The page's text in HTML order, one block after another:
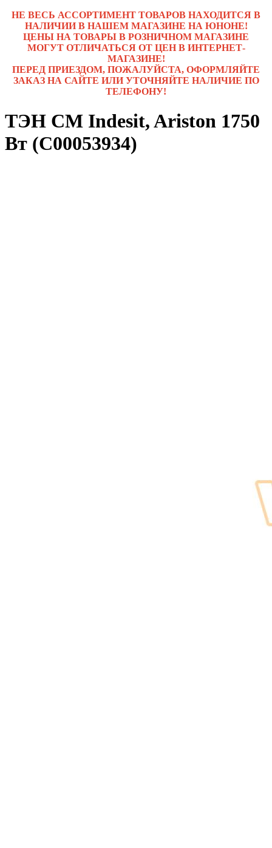
НЕ ВЕСЬ АССОРТИМЕНТ ТОВАРОВ НАХОДИТСЯ В
НАЛИЧИИ В НАШЕМ МАГАЗИНЕ НА ЮНОНЕ!
ЦЕНЫ НА ТОВАРЫ В РОЗНИЧНОМ МАГАЗИНЕ
МОГУТ ОТЛИЧАТЬСЯ ОТ ЦЕН В ИНТЕРНЕТ-
МАГАЗИНЕ!
ПЕРЕД ПРИЕЗДОМ, ПОЖАЛУЙСТА, ОФОРМЛЯЙТЕ
ЗАКАЗ НА САЙТЕ ИЛИ УТОЧНЯЙТЕ НАЛИЧИЕ ПО
ТЕЛЕФОНУ!
ТЭН СМ Indesit, Ariston 1750
Вт (C00053934)